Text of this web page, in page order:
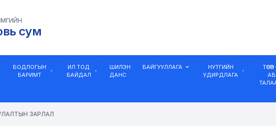
сум
БОДЛОГЫН
БАРИМТ
ИЛ ТОД
БАЙДАЛ
ШИЛЭН
ДАНС
БАЙГУУЛЛАГА
НУТГИЙН
УДИРДЛАГА
ЗАРЛАЛ